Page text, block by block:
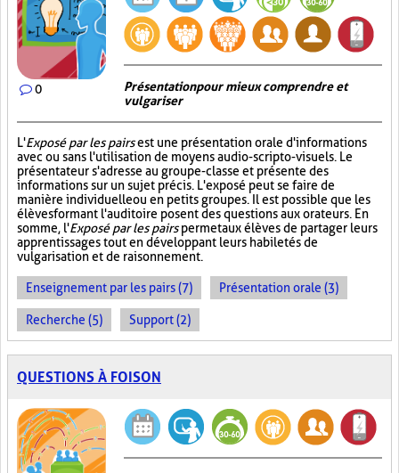
0
Présentation pour mieux comprendre et
vulgariser
L'Exposé par les pairsest une présentation orale d'informations
avec ou sans l'utilisation de moyens audio-scripto-visuels. Le
présentateur s'adresse au groupe-classe et présente des
informations sur un sujet précis. L'exposé peut se faire de
manière individuelle ou en petits groupes. Il est possible que les
élèves formant l'auditoire posent des questions aux orateurs. En
somme, l'Exposé par les pairspermet aux élèves de partager leurs
apprentissages tout en développant leurs habiletés de
vulgarisation et de raisonnement.
Enseignement par les pairs (7) Présentation orale (3)
Recherche (5) Support (2)
QUESTIONS À FOISON